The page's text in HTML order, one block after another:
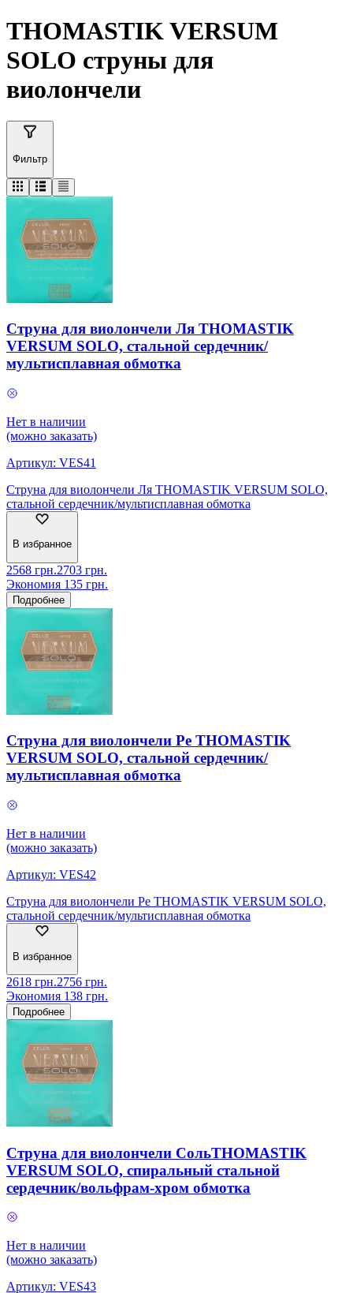
THOMASTIK VERSUM
SOLO струны для
виолончели
Фильтр
Струна для виолончели Ля THOMASTIK
VERSUM SOLO, стальной сердечник/
мультисплавная обмотка
Нет в наличии
(можно заказать)
Артикул: VES41
Струна для виолончели Ля THOMASTIK VERSUM SOLO,
стальной сердечник/мультисплавная обмотка
В избранное
2568 грн.2703 грн.
Экономия 135 грн.
Подробнее
Струна для виолончели Ре THOMASTIK
VERSUM SOLO, стальной сердечник/
мультисплавная обмотка
Нет в наличии
(можно заказать)
Артикул: VES42
Струна для виолончели Ре THOMASTIK VERSUM SOLO,
стальной сердечник/мультисплавная обмотка
В избранное
2618 грн.2756 грн.
Экономия 138 грн.
Подробнее
Струна для виолончели СольTHOMASTIK
VERSUM SOLO, спиральный стальной
сердечник/вольфрам-хром обмотка
Нет в наличии
(можно заказать)
Артикул: VES43